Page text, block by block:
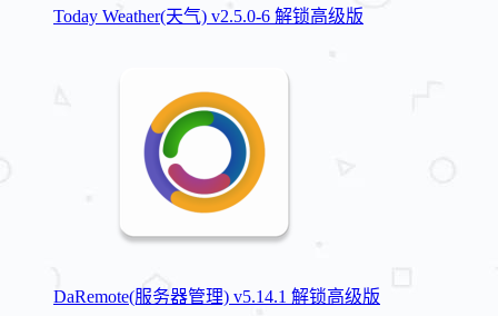
Today Weather(天气) v2.5.0-6 解锁高级版
DaRemote(服务器管理) v5.14.1 解锁高级版